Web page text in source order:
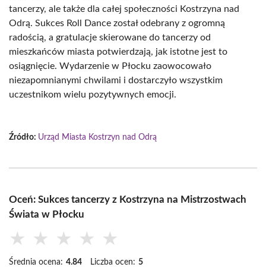
tancerzy, ale także dla całej społeczności Kostrzyna nad
Odrą. Sukces Roll Dance został odebrany z ogromną
radością, a gratulacje skierowane do tancerzy od
mieszkańców miasta potwierdzają, jak istotne jest to
osiągnięcie. Wydarzenie w Płocku zaowocowało
niezapomnianymi chwilami i dostarczyło wszystkim
uczestnikom wielu pozytywnych emocji.
Źródło: Urząd Miasta Kostrzyn nad Odrą
Oceń: Sukces tancerzy z Kostrzyna na Mistrzostwach
Świata w Płocku
★ ★ ★ ★ ★
Średnia ocena: 4.84 Liczba ocen: 5